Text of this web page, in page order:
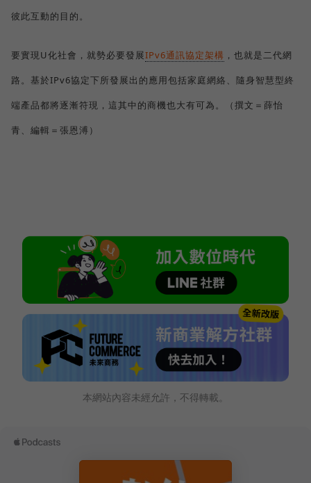
彼此互動的目的。
要實現U化社會，就勢必要發展IPv6通訊協定架構 ，也就是二代網
路。基於IPv6協定下所發展出的應用包括家庭網絡、隨身智慧型終
端產品都將逐漸符現，這其中的商機也大有可為。（撰文＝薛怡
青、編輯＝張恩溥）
本網站內容未經允許，不得轉載。